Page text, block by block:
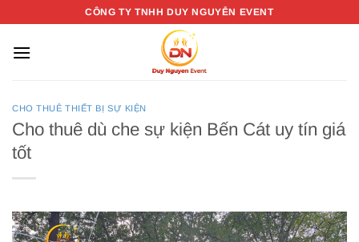
nội
CÔNG TY TNHH DUY NGUYỄN EVENT
CHO THUÊ THIẾT BỊ SỰ KIỆN
Cho thuê dù che sự kiện Bến Cát uy tín giá
tốt